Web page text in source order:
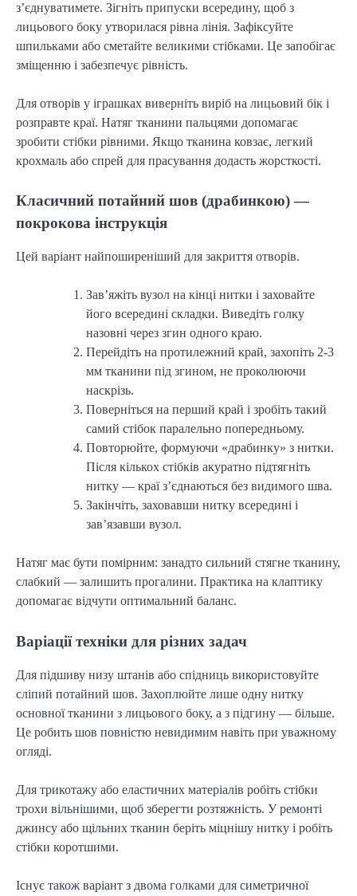
з’єднуватимете. Зігніть припуски всередину, щоб з
лицьового боку утворилася рівна лінія. Зафіксуйте
шпильками або сметайте великими стібками. Це запобігає
зміщенню і забезпечує рівність.
Для отворів у іграшках виверніть виріб на лицьовий бік і
розправте краї. Натяг тканини пальцями допомагає
зробити стібки рівними. Якщо тканина ковзає, легкий
крохмаль або спрей для прасування додасть жорсткості.
Класичний потайний шов (драбинкою) —
покрокова інструкція
Цей варіант найпоширеніший для закриття отворів.
Зав’яжіть вузол на кінці нитки і заховайте
його всередині складки. Виведіть голку
назовні через згин одного краю.
Перейдіть на протилежний край, захопіть 2-3
мм тканини під згином, не проколюючи
наскрізь.
Поверніться на перший край і зробіть такий
самий стібок паралельно попередньому.
Повторюйте, формуючи «драбинку» з нитки.
Після кількох стібків акуратно підтягніть
нитку — краї з’єднаються без видимого шва.
Закінчіть, заховавши нитку всередині і
зав’язавши вузол.
Натяг має бути помірним: занадто сильний стягне тканину,
слабкий — залишить прогалини. Практика на клаптику
допомагає відчути оптимальний баланс.
Варіації техніки для різних задач
Для підшиву низу штанів або спідниць використовуйте
сліпий потайний шов. Захоплюйте лише одну нитку
основної тканини з лицьового боку, а з підгину — більше.
Це робить шов повністю невидимим навіть при уважному
огляді.
Для трикотажу або еластичних матеріалів робіть стібки
трохи вільнішими, щоб зберегти розтяжність. У ремонті
джинсу або щільних тканин беріть міцнішу нитку і робіть
стібки коротшими.
Існує також варіант з двома голками для симетричної